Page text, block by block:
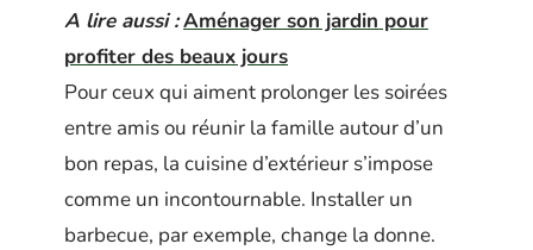
A lire aussi :Aménager son jardin pour
profiter des beaux jours
Pour ceux qui aiment prolonger les soirées
entre amis ou réunir la famille autour d’un
bon repas, la cuisine d’extérieur s’impose
comme un incontournable. Installer un
barbecue, par exemple, change la donne.